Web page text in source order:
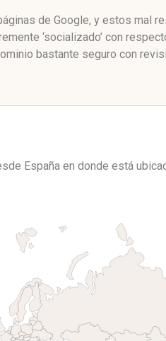
de Google, y estos mal
‘socializado’ con
bastante seguro con
España en donde está